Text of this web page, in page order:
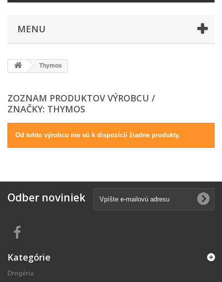
MENU
Thymos
ZOZNAM PRODUKTOV VÝROBCU /
ZNAČKY: THYMOS
Od tohto výrobcu nie sú k dispozícii žiadne produkty.
Odber noviniek
Kategórie
Drogéria